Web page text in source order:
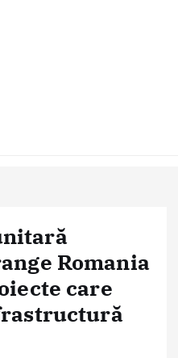
Romania
care